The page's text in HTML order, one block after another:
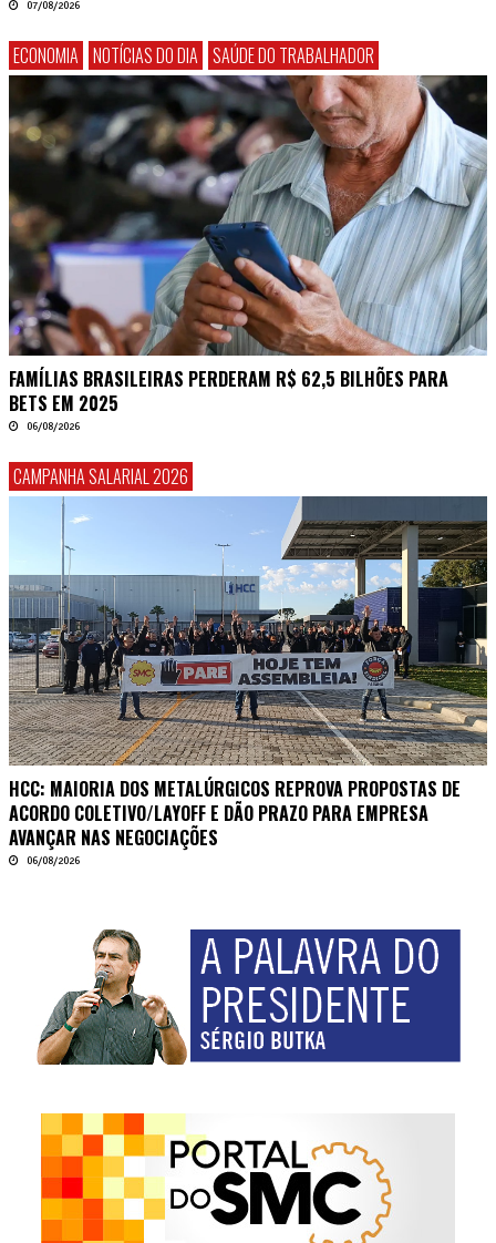
07/08/2026
ECONOMIA NOTÍCIAS DO DIA SAÚDE DO TRABALHADOR
FAMÍLIAS BRASILEIRAS PERDERAM R$ 62,5 BILHÕES PARA
BETS EM 2025
06/08/2026
CAMPANHA SALARIAL 2026
HCC: MAIORIA DOS METALÚRGICOS REPROVA PROPOSTAS DE
ACORDO COLETIVO/LAYOFF E DÃO PRAZO PARA EMPRESA
AVANÇAR NAS NEGOCIAÇÕES
06/08/2026